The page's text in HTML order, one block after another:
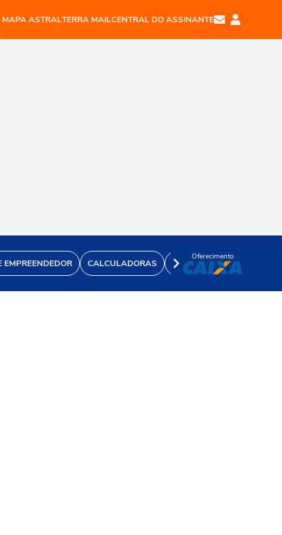
MAPA ASTRALTERRA MAILCENTRAL DO ASSINANTE
EMPREENDEDOR CALCULADORAS VÍDEOS
Oferecimento